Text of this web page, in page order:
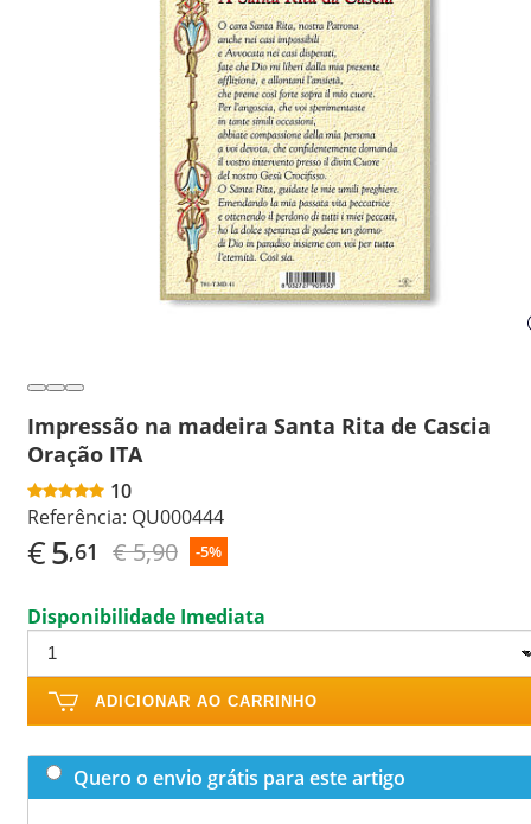
Impressão na madeira Santa Rita de Cascia
Oração ITA
10
Referência: QU000444
€5,61 € 5,90 -5%
Disponibilidade Imediata
ADICIONAR AO CARRINHO
Quero o envio grátis para este artigo